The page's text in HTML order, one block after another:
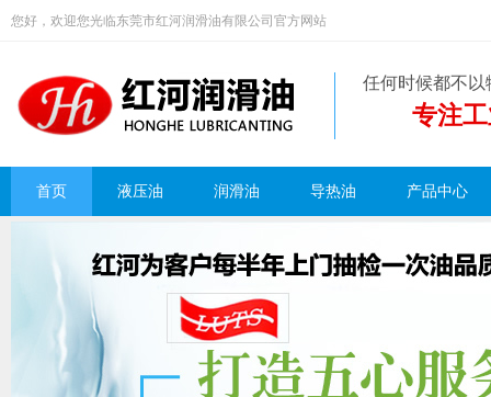
您好，欢迎您光临东莞市红河润滑油有限公司官方网站
任何时候都不
专注
首页 液压油 润滑油 导热油 产品中心